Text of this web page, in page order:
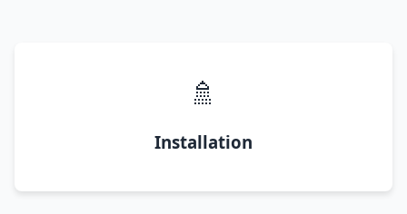
🚿
Installation